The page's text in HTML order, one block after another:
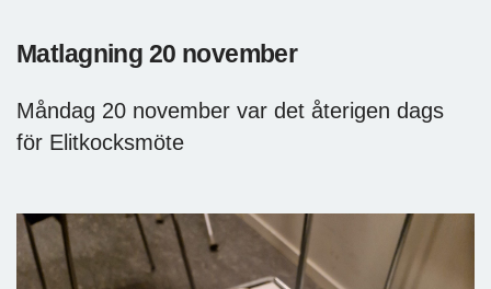
Matlagning 20 november
Måndag 20 november var det återigen dags
för Elitkocksmöte